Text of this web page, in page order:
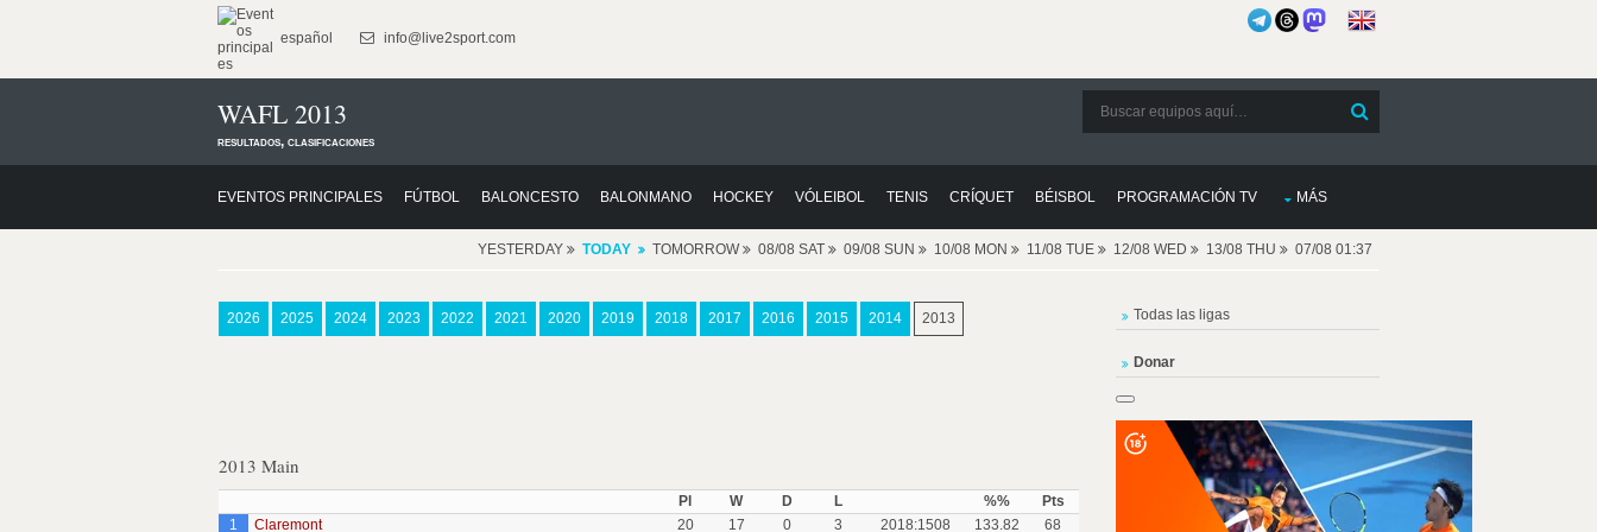
español info@live2sport.com
WAFL 2013
resultados, clasificaciones
EVENTOS PRINCIPALES FÚTBOL BALONCESTO BALONMANO HOCKEY VÓLEIBOL TENIS CRÍQUET BÉISBOL PROGRAMACIÓN TV MÁS
YESTERDAY TODAY TOMORROW 08/08 SAT 09/08 SUN 10/08 MON 11/08 TUE 12/08 WED 13/08 THU 07/08 01:37
2026 2025 2024 2023 2022 2021 2020 2019 2018 2017 2016 2015 2014 2013
2013 Main
Pl W D L %%
Pts
1
Claremont 20 17 0 3 2018:1508 133.82 68
Todas las ligas
Donar